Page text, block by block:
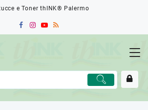
e Toner thINK® Palermo